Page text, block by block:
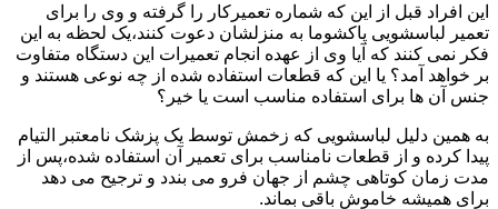
این افراد قبل از این که شماره تعمیرکار را گرفته و وی را برای
تعمیر لباسشویی پاکشوما به منزلشان دعوت کنند،یک لحظه به این
فکر نمی کنند که آیا وی از عهده انجام تعمیرات این دستگاه متفاوت
بر خواهد آمد؟ یا این که قطعات استفاده شده از چه نوعی هستند و
جنس آن ها برای استفاده مناسب است یا خیر؟
به همین دلیل لباسشویی که زخمش توسط یک پزشک نامعتبر التیام
پیدا کرده و از قطعات نامناسب برای تعمیر آن استفاده شده،پس از
مدت زمان کوتاهی چشم از جهان فرو می بندد و ترجیح می دهد
برای همیشه خاموش باقی بماند.